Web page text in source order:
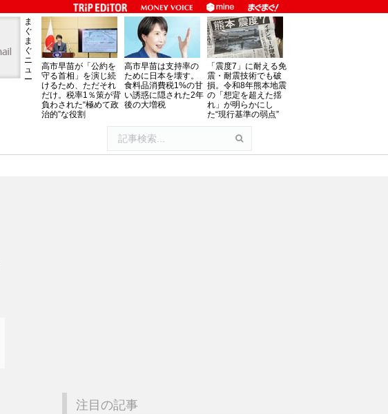
ま
ぐ
ま
ぐ
ニ
ュ
ー
高市早苗が「公約を
守る首相」を演じ続
けるため、ただそれ
だけ。税率1％策が背
負わされた“極めて政
治的”な役割
高市早苗は支持率の
ために日本を壊す。
食料品消費税1%の甘
い誘惑に隠された2年
後の大増税
「震度7」に耐える免
震・耐震技術でも破
損。令和8年熊本地震
の「想定を超えた揺
れ」が明らかにし
た“現行基準の弱点”
注目の記事